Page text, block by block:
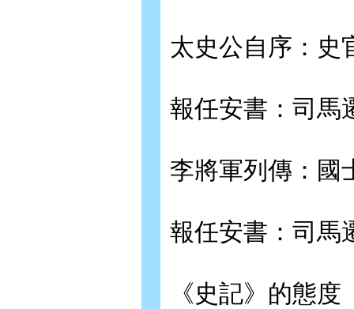
太史公自序：史
報任安書：司馬
李將軍列傳：國
報任安書：司馬
《史記》的態度